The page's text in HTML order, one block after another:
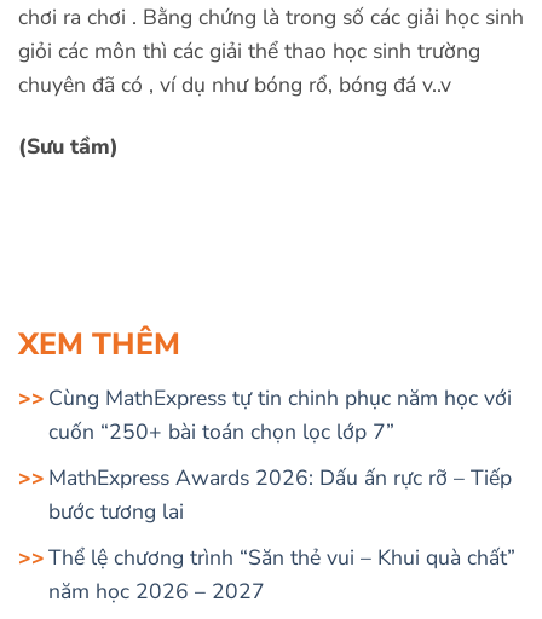
chơi ra chơi . Bằng chứng là trong số các giải học sinh
giỏi các môn thì các giải thể thao học sinh trường
chuyên đã có , ví dụ như bóng rổ, bóng đá v..v
(Sưu tầm)
XEM THÊM
Cùng MathExpress tự tin chinh phục năm học với
cuốn “250+ bài toán chọn lọc lớp 7”
MathExpress Awards 2026: Dấu ấn rực rỡ – Tiếp
bước tương lai
Thể lệ chương trình “Săn thẻ vui – Khui quà chất”
năm học 2026 – 2027